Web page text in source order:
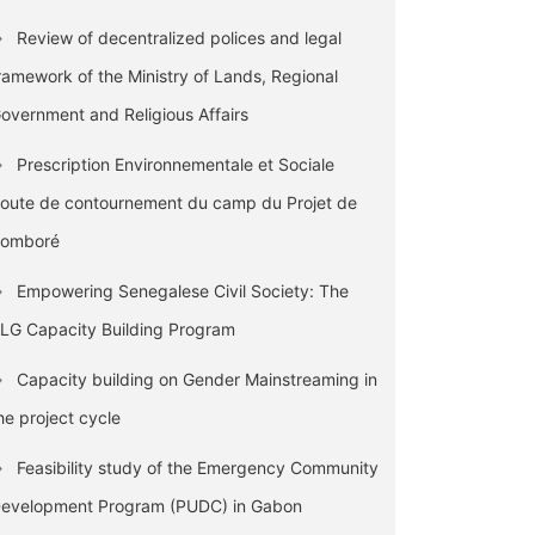
Review of decentralized polices and legal
of the Ministry of Lands, Regional
and Religious Affairs
Prescription Environnementale et Sociale
de contournement du camp du Projet de
Empowering Senegalese Civil Society: The
Capacity Building Program
Capacity building on Gender Mainstreaming in
project cycle
Feasibility study of the Emergency Community
Program (PUDC) in Gabon